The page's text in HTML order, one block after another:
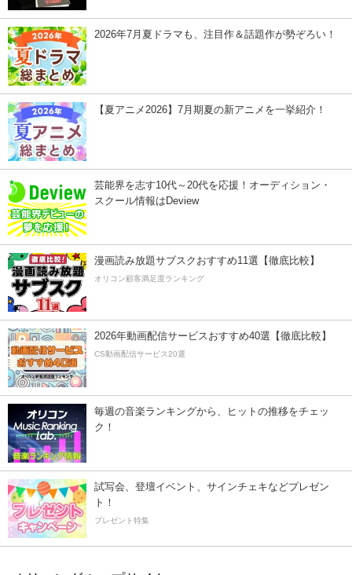
2026年7月夏ドラマも、注目作＆話題作が勢ぞろい！
【夏アニメ2026】7月期夏の新アニメを一挙紹介！
芸能界を志す10代～20代を応援！オーディション・
スクール情報はDeview
漫画読み放題サブスクおすすめ11選【徹底比較】
オリコン顧客満足度ランキング
2026年動画配信サービスおすすめ40選【徹底比較】
CS動画配信サービス20選
毎週の音楽ランキングから、ヒットの推移をチェッ
ク！
試写会、登壇イベント、サインチェキなどプレゼン
ト！
プレゼント特集